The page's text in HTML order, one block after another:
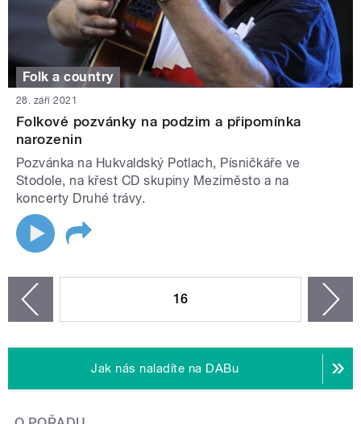
Folk a country
28. září 2021
Folkové pozvánky na podzim a připomínka
narozenin
Pozvánka na Hukvaldský Potlach, Písničkáře ve
Stodole, na křest CD skupiny Meziměsto a na
koncerty Druhé trávy.
16
Jak nás naladíte na DABu